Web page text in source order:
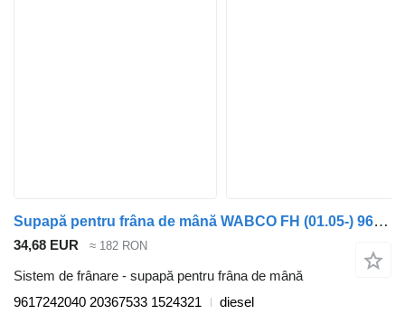
Supapă pentru frâna de mână WABCO FH (01.05-) 9617242040 pentru cap tractor Volvo FH12, FH16, NH12, FH, VNL780 (1993-2014)
34,68 EUR ≈ 182 RON
Sistem de frânare - supapă pentru frâna de mână
9617242040 20367533 1524321
diesel